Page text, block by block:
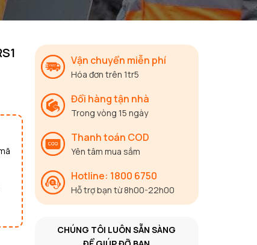
Vận chuyển miễn phí
Hóa đơn trên 1tr5
Đổi hàng tận nhà
Trong vòng 15 ngày
Thanh toán COD
Yên tâm mua sắm
Hotline: 1800 6750
Hỗ trợ bạn từ 8h00-22h00
CHÚNG TÔI LUÔN SẴN SÀNG